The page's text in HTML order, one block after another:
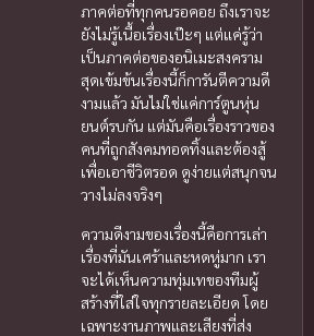
ภาคต่อที่ทุกคนรอคอย ถึงเราจะ
ยังไม่รู้เนื้อเรื่องเป๊ะๆ แต่แค่รู้ว่า
เป็นภาคต่อของอนิเมะสงคราม
สุดเข้มข้นเรื่องนี้ก็การันตีความดี
งามแล้ว มันไม่ใช่แค่การ์ตูนหุ่น
ยนต์รบกัน แต่มันคือเรื่องราวของ
คนที่ถูกสังคมทอดทิ้งและต้องสู้
เพื่อเอาชีวิตรอด ดูง่ายแต่สนุกจน
วางไม่ลงจริงๆ
ความดีงามของเรื่องนี้คือการเล่า
เรื่องที่มันเศร้าและหดหู่มาก เรา
จะได้เห็นความทุ่มเทของทีมผู้
สร้างที่ใส่ใจทุกรายละเอียด โดย
เฉพาะงานภาพและเสียงที่ส่ง